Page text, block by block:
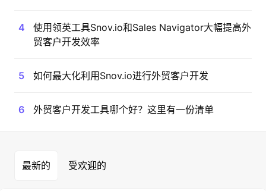
4
使用领英工具Snov.io和Sales Navigator大幅提高外
贸客户开发效率
5 如何最大化利用Snov.io进行外贸客户开发
6 外贸客户开发工具哪个好？这里有一份清单
最新的 受欢迎的